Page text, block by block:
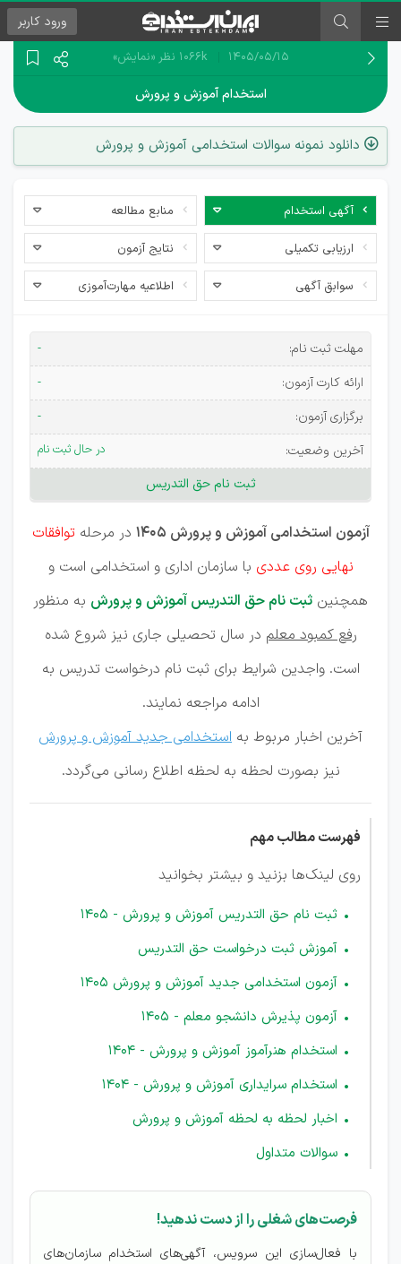
ورود کاربر
۱۴۰۵/۰۵/۱۵ 1066k نظر «نمایش»
استخدام آموزش و پرورش
دانلود نمونه سوالات استخدامی آموزش و پرورش
آگهی استخدام منابع مطالعه
ارزیابی تکمیلی نتایج آزمون
سوابق آگهی اطلاعیه مهارت‌آموزی
مهلت ثبت نام:
-
ارائه کارت آزمون:
-
برگزاری آزمون:
-
آخرین وضعیت:
در حال ثبت نام
ثبت نام حق التدریس
آزمون
استخدامی
آموزش و
پرورش
آزمون استخدامی آموزش و پرورش ۱۴۰۵ در مرحله توافقات
نهایی روی عددی با سازمان اداری و استخدامی است و
همچنین ثبت نام حق التدریس آموزش و پرورش به منظور
رفع کمبود معلم در سال تحصیلی جاری نیز شروع شده
است. واجدین شرایط برای ثبت نام درخواست تدریس به
ادامه مراجعه نمایند.
آخرین اخبار مربوط به استخدامی جدید آموزش و پرورش
نیز بصورت لحظه به لحظه اطلاع رسانی می‌گردد.
فهرست مطالب مهم
روی لینک‌ها بزنید و بیشتر بخوانید
ثبت نام حق التدریس آموزش و پرورش - 1405
آموزش ثبت درخواست حق التدریس
آزمون استخدامی جدید آموزش و پرورش 1405
آزمون پذیرش دانشجو معلم - 1405
استخدام هنرآموز آموزش و پرورش - 1404
استخدام سرایداری آموزش و پرورش - 1404
اخبار لحظه‌ به لحظه آموزش و پرورش
سوالات متداول
فرصت‌های شغلی را از دست ندهید!
با فعال‌سازی این سرویس، آگهی‌های استخدام سازمان‌های